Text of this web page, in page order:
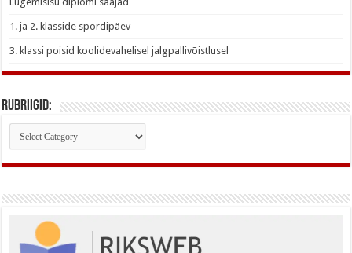
1. ja 2. klasside spordipäev
3. klassi poisid koolidevahelisel jalgpallivõistlusel
Rubriigid:
Rubriigid: